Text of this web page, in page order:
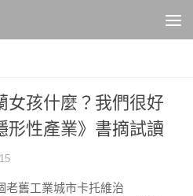
女孩什麼？我們很好
形性產業》書摘試讀
老舊工業城市卡托維治